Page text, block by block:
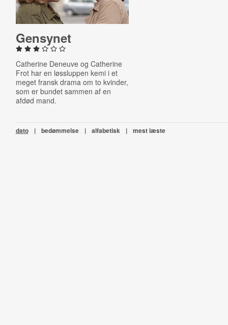
Gensynet
Catherine Deneuve og Catherine
Frot har en løssluppen kemi i et
meget fransk drama om to kvinder,
som er bundet sammen af en
afdød mand.
dato | bedømmelse | alfabetisk | mest læste